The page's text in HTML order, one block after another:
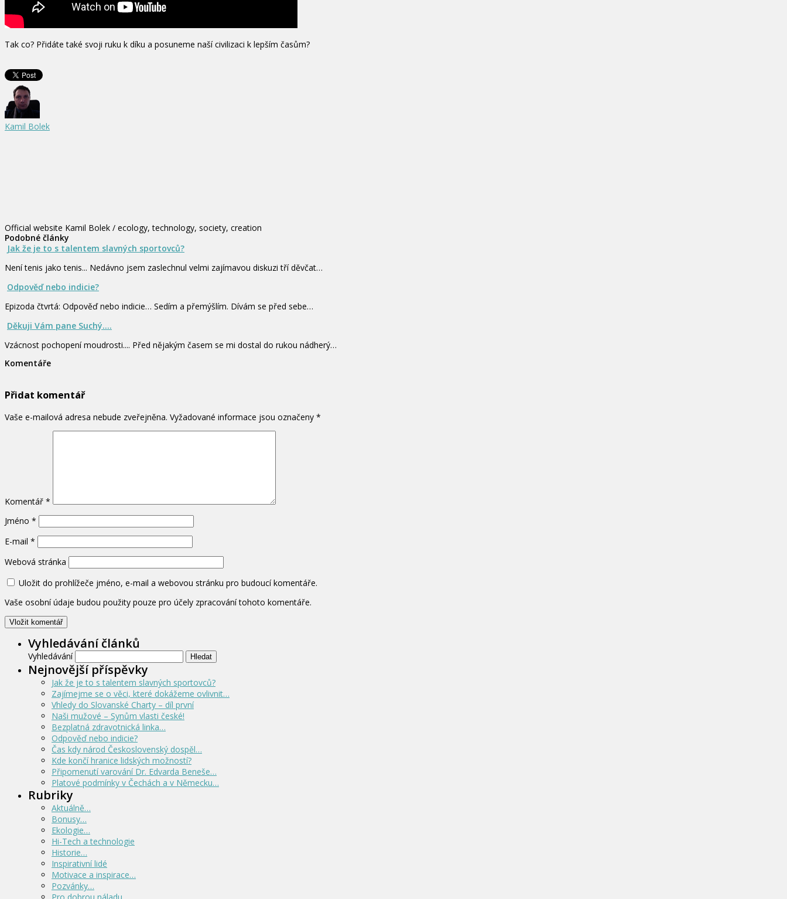
Tak co? Přidáte také svoji ruku k díku a posuneme naší civilizaci k lepším časům?
Kamil Bolek
Official website Kamil Bolek / ecology, technology, society, creation
Podobné články
Jak že je to s talentem slavných sportovců?
Není tenis jako tenis... Nedávno jsem zaslechnul velmi zajímavou diskuzi tří děvčat…
Odpověď nebo indicie?
Epizoda čtvrtá: Odpověď nebo indicie… Sedím a přemýšlím. Dívám se před sebe…
Děkuji Vám pane Suchý....
Vzácnost pochopení moudrosti.... Před nějakým časem se mi dostal do rukou nádherý…
Komentáře
Přidat komentář
Vaše e-mailová adresa nebude zveřejněna. Vyžadované informace jsou označeny *
Komentář *
Jméno *
E-mail *
Webová stránka
Uložit do prohlížeče jméno, e-mail a webovou stránku pro budoucí komentáře.
Vaše osobní údaje budou použity pouze pro účely zpracování tohoto komentáře.
Vyhledávání článků
Vyhledávání
Nejnovější příspěvky
Jak že je to s talentem slavných sportovců?
Zajímejme se o věci, které dokážeme ovlivnit…
Vhledy do Slovanské Charty – díl první
Naši mužové – Synům vlasti české!
Bezplatná zdravotnická linka…
Odpověď nebo indicie?
Čas kdy národ Československý dospěl…
Kde končí hranice lidských možností?
Připomenutí varování Dr. Edvarda Beneše…
Platové podmínky v Čechách a v Německu…
Rubriky
Aktuálně…
Bonusy…
Ekologie…
Hi-Tech a technologie
Historie…
Inspirativní lidé
Motivace a inspirace…
Pozvánky…
Pro dobrou náladu…